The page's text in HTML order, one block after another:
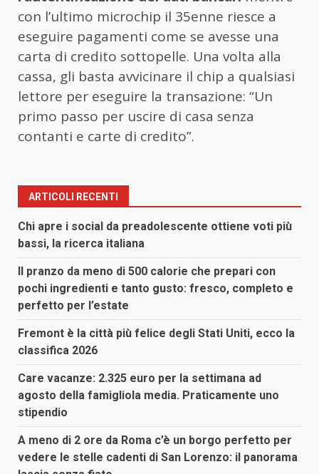
con l’ultimo microchip il 35enne riesce a
eseguire pagamenti come se avesse una
carta di credito sottopelle. Una volta alla
cassa, gli basta avvicinare il chip a qualsiasi
lettore per eseguire la transazione: “Un
primo passo per uscire di casa senza
contanti e carte di credito”.
ARTICOLI RECENTI
Chi apre i social da preadolescente ottiene voti più
bassi, la ricerca italiana
Il pranzo da meno di 500 calorie che prepari con
pochi ingredienti e tanto gusto: fresco, completo e
perfetto per l’estate
Fremont è la città più felice degli Stati Uniti, ecco la
classifica 2026
Care vacanze: 2.325 euro per la settimana ad
agosto della famigliola media. Praticamente uno
stipendio
A meno di 2 ore da Roma c’è un borgo perfetto per
vedere le stelle cadenti di San Lorenzo: il panorama